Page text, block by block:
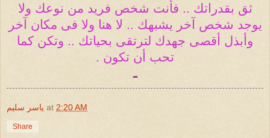
ثق بقدراتك .. فأنت شخص فريد من نوعك ولا
يوجد شخص آخر يشبهك .. لا هنا ولا فى مكان آخر
وأبذل أقصى جهدك لترتقى بحياتك .. وتكن كما
تحب أن تكون .
ـ
ياسر سليم at 2:20 AM
Share